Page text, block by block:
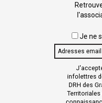
Je ne
infolettres
DRH des